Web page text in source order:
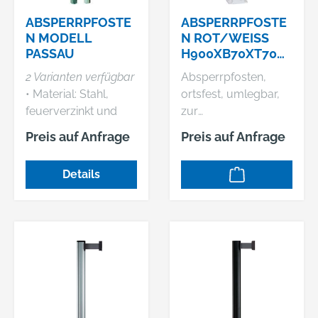
ABSPERRPFOSTE
N MODELL
PASSAU
2 Varianten verfügbar
• Material: Stahl,
feuerverzinkt und
weiß
kunststoffbeschichtet
, mit 2 rot
reflektierenden
Dreikantschlüssel •
Preis auf Anfrage
Details
ABSPERRPFOSTE
N ROT/WEISS H
900XB70XT70 M
M UMLEGBAR M
IT P
ROFILZYLINDER Z
UM AUFDÜBELN S
CHAKE
Absperrpfosten,
ortsfest, umlegbar,
zur
Dübelbefestigung •
Material: Stahl,
feuerverzinkt, weiß
beschichtet mit 3 rot
Preis auf Anfrage